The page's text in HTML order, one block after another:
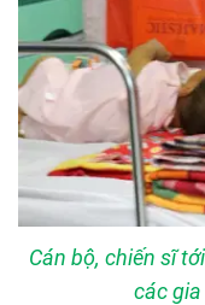
Cán bộ, chiến sĩ
các